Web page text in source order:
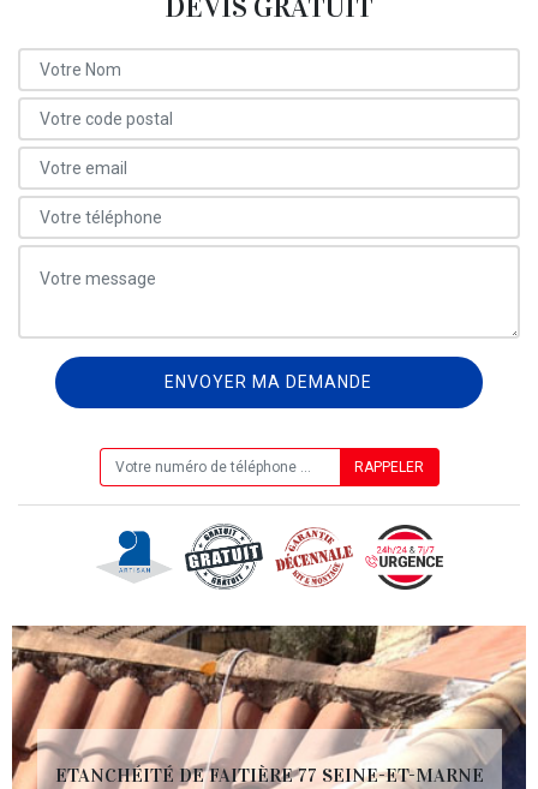
DEVIS GRATUIT
ETANCHÉITÉ DE FAITIÈRE 77 SEINE-ET-MARNE